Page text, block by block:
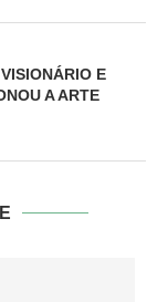
E
A ARTE